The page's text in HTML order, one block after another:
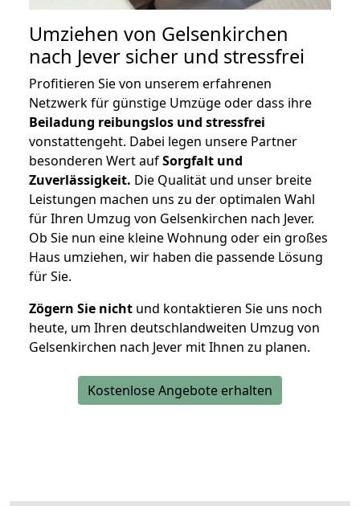
Umziehen von Gelsenkirchen
nach Jever sicher und stressfrei
Profitieren Sie von unserem erfahrenen
Netzwerk für günstige Umzüge oder dass ihre
Beiladung reibungslos und stressfrei
vonstattengeht. Dabei legen unsere Partner
besonderen Wert aufSorgfalt und
Zuverlässigkeit. Die Qualität und unser breite
Leistungen machen uns zu der optimalen Wahl
für Ihren Umzug von Gelsenkirchen nach Jever.
Ob Sie nun eine kleine Wohnung oder ein großes
Haus umziehen, wir haben die passende Lösung
für Sie.
Zögern Sie nicht und kontaktieren Sie uns noch
heute, um Ihren deutschlandweiten Umzug von
Gelsenkirchen nach Jever mit Ihnen zu planen.
Kostenlose Angebote erhalten